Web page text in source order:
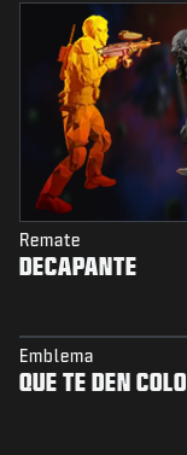
Remate
DECAPANTE
Emblema
QUE TE DEN